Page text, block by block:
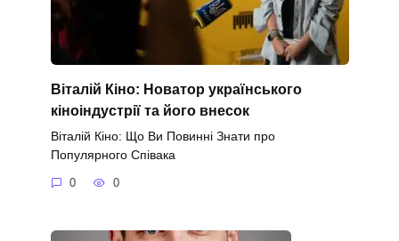
Віталій Кіно: Новатор українського
кіноіндустрії та його внесок
Віталій Кіно: Що Ви Повинні Знати про
Популярного Співака
0 0